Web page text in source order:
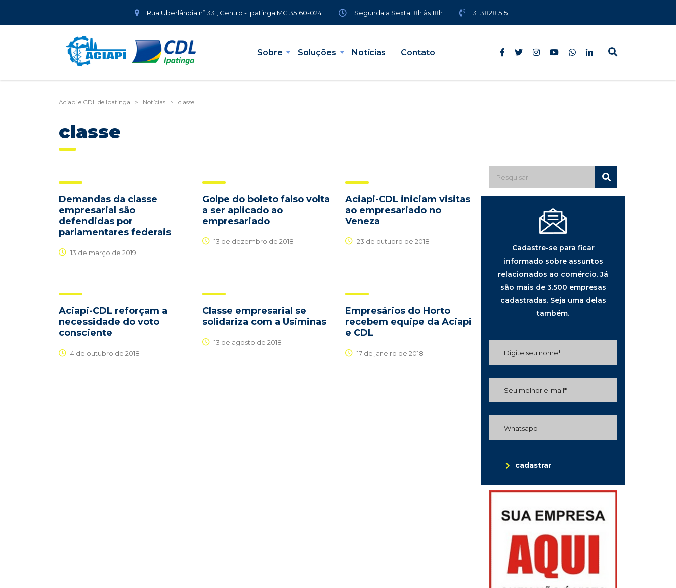
Rua Uberlândia nº 331, Centro - Ipatinga MG 35160-024 Segunda a Sexta: 8h às 18h 31 3828 5151
Sobre Soluções Notícias Contato
Aciapi e CDL de Ipatinga > Notícias > classe
classe
Demandas da classe
empresarial são
defendidas por
parlamentares federais
13 de março de 2019
Golpe do boleto falso volta
a ser aplicado ao
empresariado
13 de dezembro de 2018
Aciapi-CDL iniciam visitas
ao empresariado no
Veneza
23 de outubro de 2018
Aciapi-CDL reforçam a
necessidade do voto
consciente
4 de outubro de 2018
Classe empresarial se
solidariza com a Usiminas
13 de agosto de 2018
Empresários do Horto
recebem equipe da Aciapi
e CDL
17 de janeiro de 2018
Cadastre-se para ficar
informado sobre assuntos
relacionados ao comércio. Já
são mais de 3.500 empresas
cadastradas. Seja uma delas
também.
cadastrar